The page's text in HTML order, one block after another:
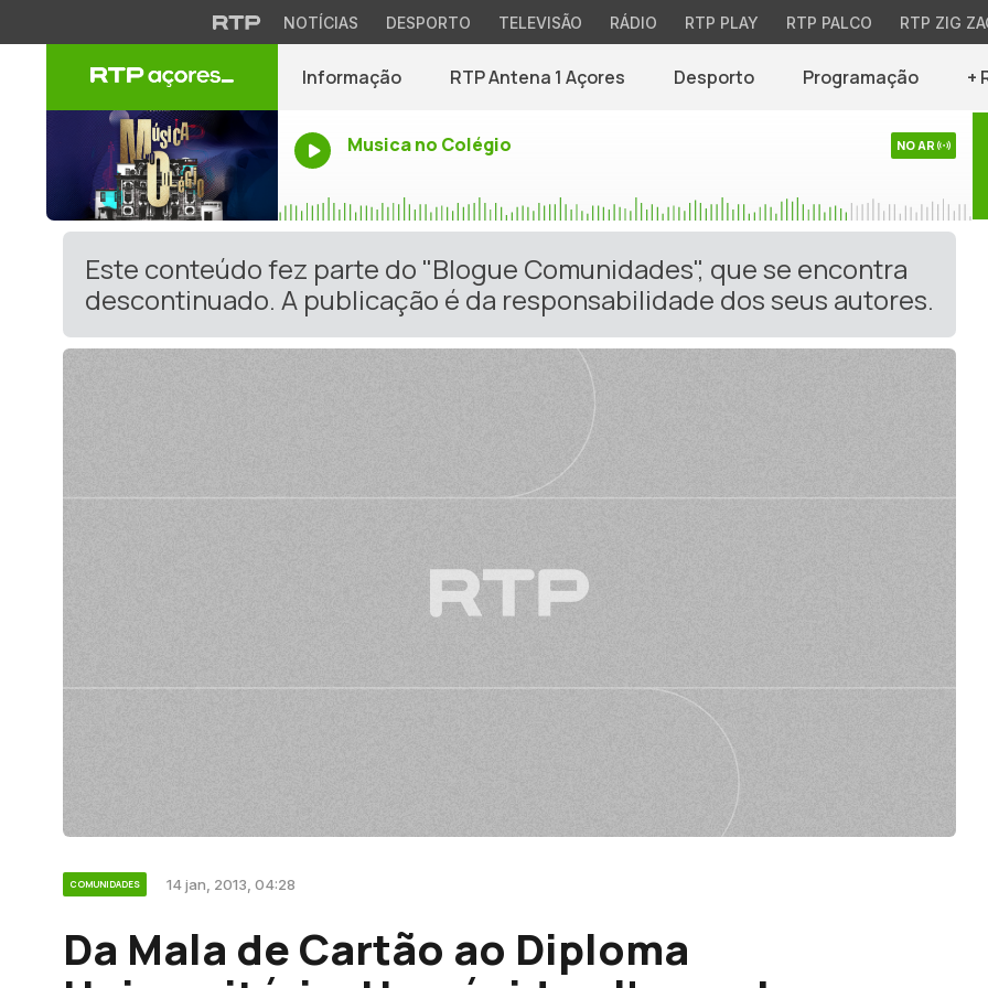
NOTÍCIAS DESPORTO TELEVISÃO RÁDIO RTP PLAY RTP PALCO RTP ZIG
Informação RTP Antena 1 Açores Desporto Programação +
Musica no Colégio NO AR
Este conteúdo fez parte do "Blogue Comunidades", que se encontra
descontinuado. A publicação é da responsabilidade dos seus autores.
COMUNIDADES 14 jan, 2013, 04:28
Da Mala de Cartão ao Diploma